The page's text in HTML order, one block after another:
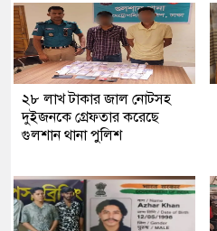
২৮ লাখ টাকার জাল নোটসহ
দুইজনকে গ্রেফতার করেছে
গুলশান থানা পুলিশ